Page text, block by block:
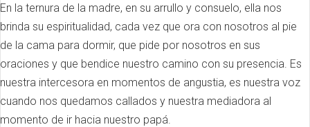
En la ternura de la madre, en su arrullo y consuelo, ella nos
brinda su espiritualidad, cada vez que ora con nosotros al pie
de la cama para dormir, que pide por nosotros en sus
oraciones y que bendice nuestro camino con su presencia. Es
nuestra intercesora en momentos de angustia, es nuestra voz
cuando nos quedamos callados y nuestra mediadora al
momento de ir hacia nuestro papá.